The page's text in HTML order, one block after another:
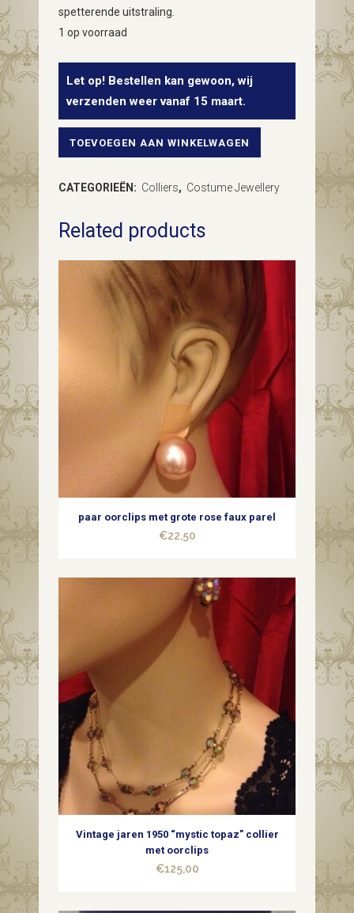
spetterende uitstraling.
1 op voorraad
Let op! Bestellen kan gewoon, wij
verzenden weer vanaf 15 maart.
fifty's
van
gecoate
TOEVOEGEN AAN WINKELWAGEN
CATEGORIEËN: Colliers, Costume Jewellery
Related products
paar oorclips met grote rose faux parel
€22,50
Vintage jaren 1950 “mystic topaz” collier
met oorclips
€125,00